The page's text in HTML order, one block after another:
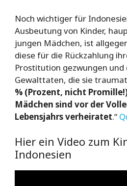
Noch wichtiger für
Ausbeutung von Kinder,
jungen Mädchen, ist
diese für die Rückzahlung
Prostitution gezwungen und
Gewalttaten, die sie
% (Prozent, nicht
Mädchen sind vor der
Lebensjahrs verheiratet.“
Hier ein Video zum
Indonesien